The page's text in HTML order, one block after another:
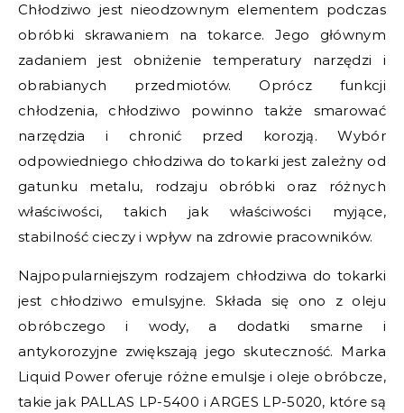
Chłodziwo jest nieodzownym elementem podczas
obróbki skrawaniem na tokarce. Jego głównym
zadaniem jest obniżenie temperatury narzędzi i
obrabianych przedmiotów. Oprócz funkcji
chłodzenia, chłodziwo powinno także smarować
narzędzia i chronić przed korozją. Wybór
odpowiedniego chłodziwa do tokarki jest zależny od
gatunku metalu, rodzaju obróbki oraz różnych
właściwości, takich jak właściwości myjące,
stabilność cieczy i wpływ na zdrowie pracowników.
Najpopularniejszym rodzajem chłodziwa do tokarki
jest chłodziwo emulsyjne. Składa się ono z oleju
obróbczego i wody, a dodatki smarne i
antykorozyjne zwiększają jego skuteczność. Marka
Liquid Power oferuje różne emulsje i oleje obróbcze,
takie jak PALLAS LP-5400 i ARGES LP-5020, które są